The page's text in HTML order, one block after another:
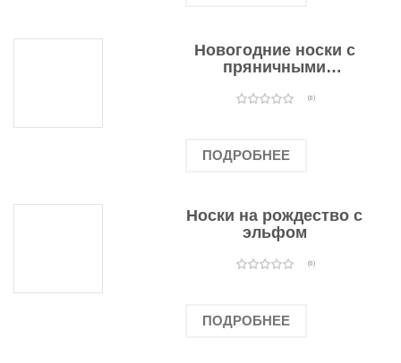
Новогодние носки с
пряничными
(0)
ПОДРОБНЕЕ
Носки на рождество с
эльфом
(0)
ПОДРОБНЕЕ